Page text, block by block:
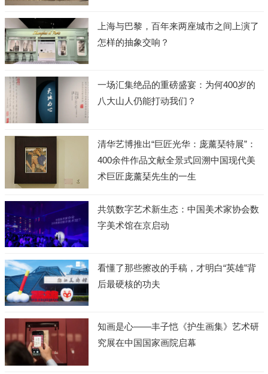
上海与巴黎，百年来两座城市之间上演了
怎样的抽象交响？
一场汇集绝品的重磅盛宴：为何400岁的
八大山人仍能打动我们？
清华艺博推出“巨匠光华：庞薰琹特展”：
400余件作品文献全景式回溯中国现代美
术巨匠庞薰琹先生的一生
共筑数字艺术新生态：中国美术家协会数
字美术馆在京启动
看懂了那些擦改的手稿，才明白“英雄”背
后最硬核的功夫
知画是心——丰子恺《护生画集》艺术研
究展在中国国家画院启幕